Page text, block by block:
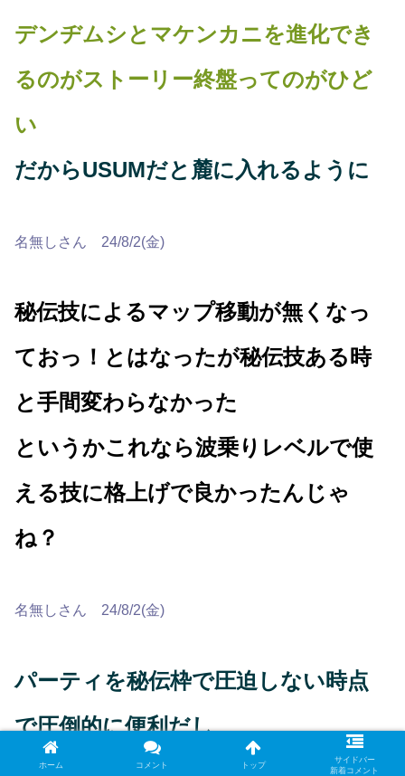
デンヂムシとマケンカニを進化でき
るのがストーリー終盤ってのがひど
い
だからUSUMだと麓に入れるように
名無しさん 24/8/2(金)
秘伝技によるマップ移動が無くなっ
ておっ！とはなったが秘伝技ある時
と手間変わらなかった
というかこれなら波乗りレベルで使
える技に格上げで良かったんじゃ
ね？
名無しさん 24/8/2(金)
パーティを秘伝枠で圧迫しない時点
で圧倒的に便利だし
ホーム コメント トップ
サイドバー
新着コメント